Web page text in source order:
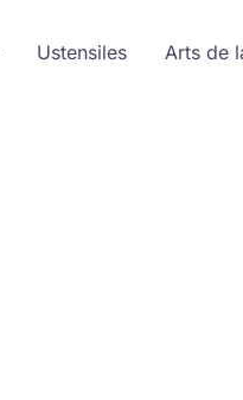
Ustensiles
Arts de